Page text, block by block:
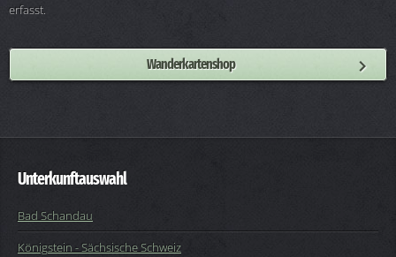
erfasst.
Wanderkartenshop
Unterkunftauswahl
Bad Schandau
Königstein - Sächsische Schweiz